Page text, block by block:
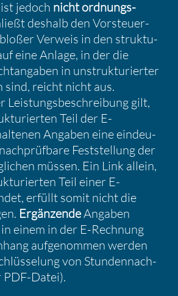
jedoch nicht ordnungs­
deshalb den Vorsteu­er­
bloßer Verweis in den struk­tu­
eine Anlage, in der die
in unstruk­tu­rierter
sind, reicht nicht aus.
Leistungs­be­schrei­bung gilt,
Teil der E-
Angaben eine eindeu­
Feststel­lung der
müssen. Ein Link allein,
Teil einer E-
erfüllt somit nicht die
Ergän­zendeAngaben
einem in der E-Rechnung
aufge­nommen werden
von Stunden­nach­
Datei).